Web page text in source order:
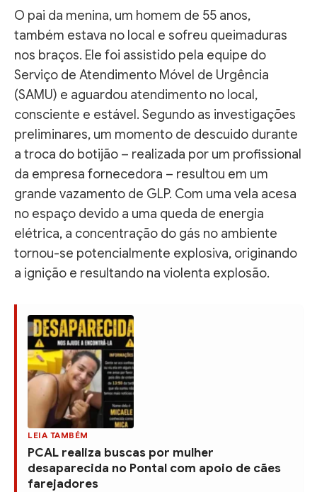
O pai da menina, um homem de 55 anos,
também estava no local e sofreu queimaduras
nos braços. Ele foi assistido pela equipe do
Serviço de Atendimento Móvel de Urgência
(SAMU) e aguardou atendimento no local,
consciente e estável. Segundo as investigações
preliminares, um momento de descuido durante
a troca do botijão – realizada por um profissional
da empresa fornecedora – resultou em um
grande vazamento de GLP. Com uma vela acesa
no espaço devido a uma queda de energia
elétrica, a concentração do gás no ambiente
tornou-se potencialmente explosiva, originando
a ignição e resultando na violenta explosão.
LEIA TAMBÉM
PCAL realiza buscas por mulher
desaparecida no Pontal com apoio de cães
farejadores